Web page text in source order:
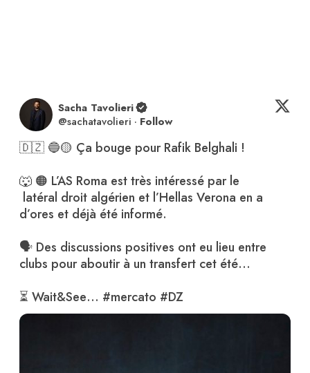
Sacha Tavolieri
@sachatavolieri · Follow
🇩🇿 🔵🟡 Ça bouge pour Rafik Belghali !
🐺 🟠 L’AS Roma est très intéressé par le
d’ores et déjà été informé.
🗣️ Des discussions positives ont eu lieu entre
clubs pour aboutir à un transfert cet été…
⏳ Wait&See… #mercato #DZ